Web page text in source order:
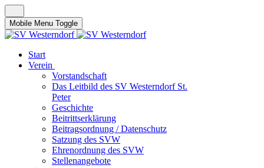
Mobile Menu Toggle
Start
Verein
Vorstandschaft
Das Leitbild des SV Westerndorf St.
Peter
Geschichte
Beitrittserklärung
Beitragsordnung / Datenschutz
Satzung des SVW
Ehrenordnung des SVW
Stellenangebote